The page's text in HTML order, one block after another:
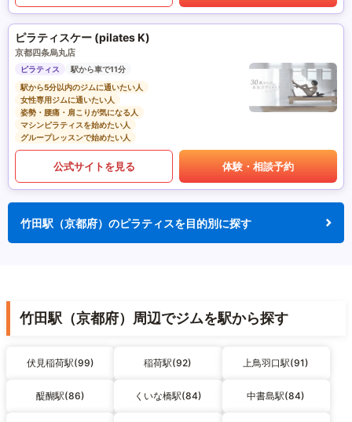
ピラティスケー (pilates K)
京都四条烏丸店
ピラティス
駅から車で11分
駅から5分以内のジムに通いたい人
女性専用ジムに通いたい人
姿勢・腰痛・肩こりが気になる人
マシンピラティスを始めたい人
グループレッスンで始めたい人
公式サイトを見る 体験・相談予約
竹田駅（京都府）のピラティスを目的別に探す
竹田駅（京都府）周辺でジムを駅から探す
伏見稲荷駅(99) 稲荷駅(92) 上鳥羽口駅(91)
醍醐駅(86) くいな橋駅(84) 中書島駅(84)